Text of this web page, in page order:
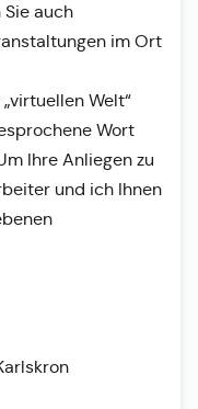
auch
im Ort
Welt“
Wort
Ihre Anliegen zu
und ich Ihnen